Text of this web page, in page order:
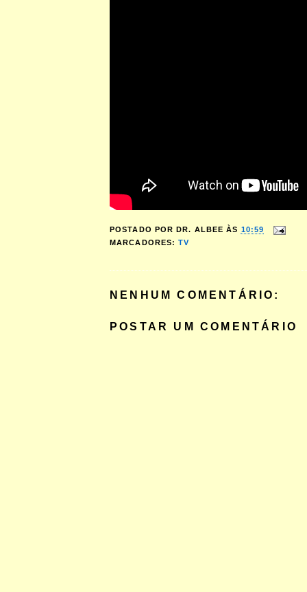
POSTADO POR DR. ALBEE ÀS 10:59
MARCADORES:TV
NENHUM COMENTÁRIO:
POSTAR UM COMENTÁRIO